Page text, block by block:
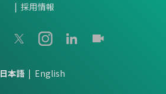
採用情報
日本語 English